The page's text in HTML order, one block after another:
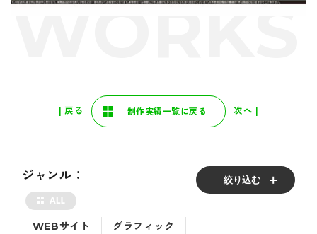
| 戻る 制作実績一覧に戻る 次へ |
絞り込む
ジャンル：
WEBサイト
グラフィック